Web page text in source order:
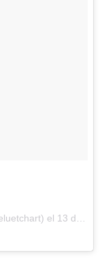
el 13 de Ene de 2017 a la(s) 3:14 PST